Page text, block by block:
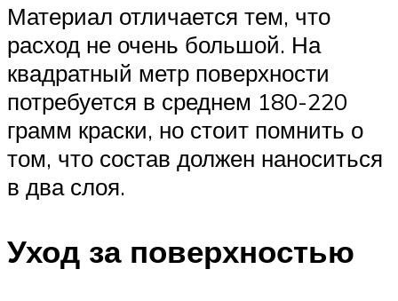
Материал отличается тем, что
расход не очень большой. На
квадратный метр поверхности
потребуется в среднем 180-220
грамм краски, но стоит помнить о
том, что состав должен наноситься
в два слоя.
Уход за поверхностью